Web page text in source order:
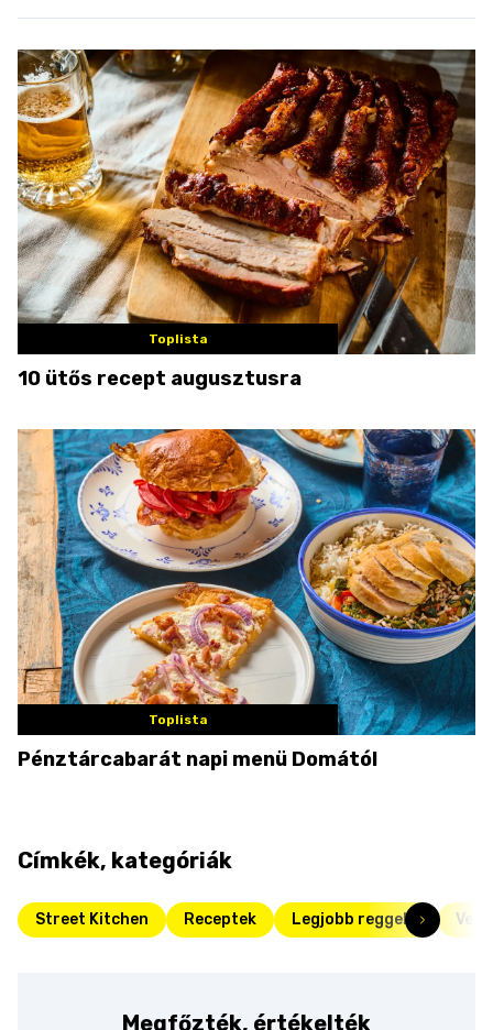
Toplista
10 ütős recept augusztusra
Toplista
Pénztárcabarát napi menü Domától
Címkék, kategóriák
Street Kitchen Receptek Legjobb reggelik
Megfőzték, értékelték